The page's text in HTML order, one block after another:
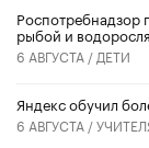
Роспотребнадзор
рыбой и
6 АВГУСТА / ДЕТИ
​Яндекс обучил
6 АВГУСТА /